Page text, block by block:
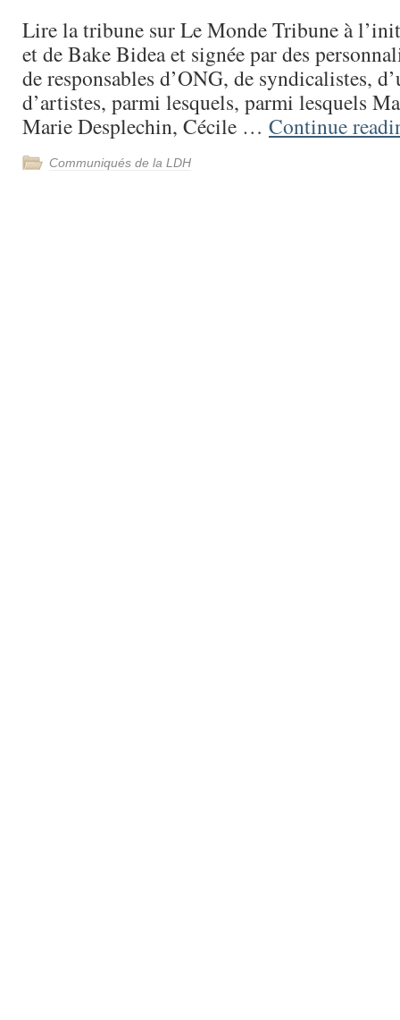
Lire la tribune sur Le Monde Tribune à
et de Bake Bidea et signée par des
de responsables d’ONG, de syndicalistes,
d’artistes, parmi lesquels, parmi lesquels
Marie Desplechin, Cécile … Continue
Communiqués de la LDH